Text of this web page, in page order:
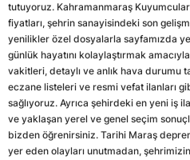
tutuyoruz. Kahramanmaraş Kuyumcular
fiyatları, şehrin sanayisindeki son
yenilikler özel dosyalarla sayfamızda
günlük hayatını kolaylaştırmak
vakitleri, detaylı ve anlık hava durumu
eczane listeleri ve resmi vefat ilanları
sağlıyoruz. Ayrıca şehirdeki en yeni iş
ve yaklaşan yerel ve genel seçim
bizden öğrenirsiniz. Tarihi Maraş
yer eden olayları unutmadan,